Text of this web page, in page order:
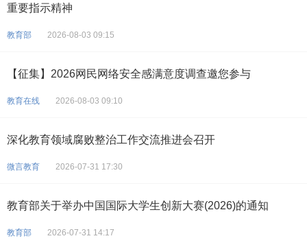
重要指示精神
教育部 2026-08-03 09:15
【征集】2026网民网络安全感满意度调查邀您参与
教育在线 2026-08-03 09:10
深化教育领域腐败整治工作交流推进会召开
微言教育 2026-07-31 17:30
教育部关于举办中国国际大学生创新大赛(2026)的通知
教育部 2026-07-31 14:17